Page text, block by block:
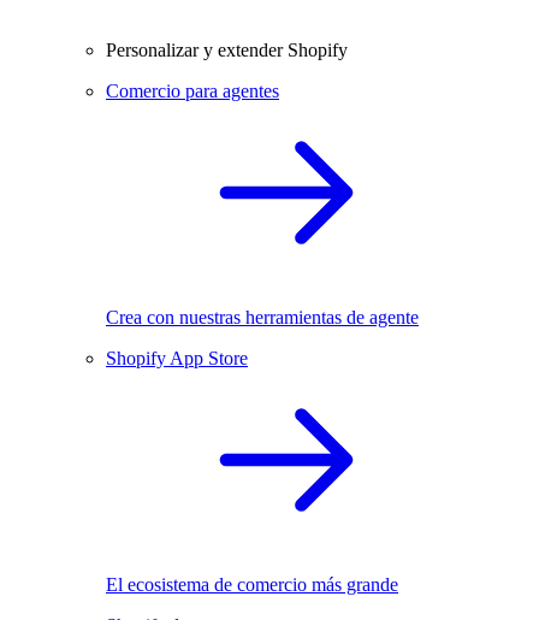
Personalizar y extender Shopify
Comercio para agentes
Crea con nuestras herramientas de agente
Shopify App Store
El ecosistema de comercio más grande